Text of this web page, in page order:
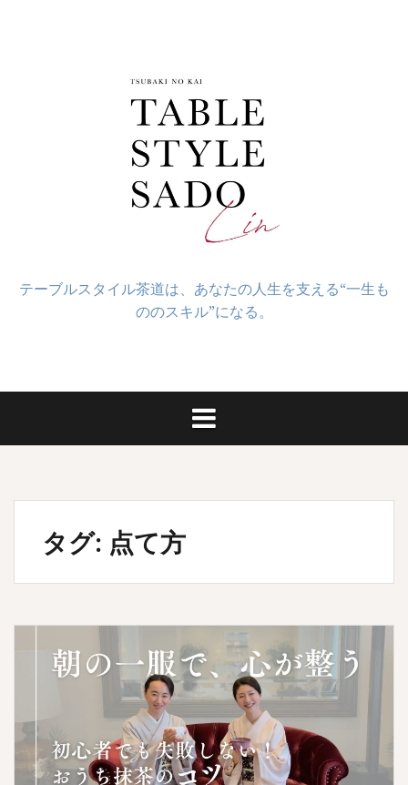
テーブルスタイル茶道は、あなたの人生を支える“一生も
ののスキル”になる。
タグ: 点て方